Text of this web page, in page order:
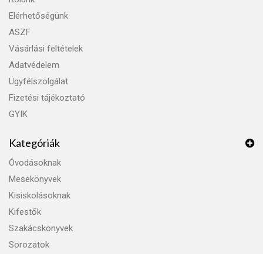
Elérhetőségünk
ASZF
Vásárlási feltételek
Adatvédelem
Ügyfélszolgálat
Fizetési tájékoztató
GYIK
Kategóriák
Óvodásoknak
Mesekönyvek
Kisiskolásoknak
Kifestők
Szakácskönyvek
Sorozatok